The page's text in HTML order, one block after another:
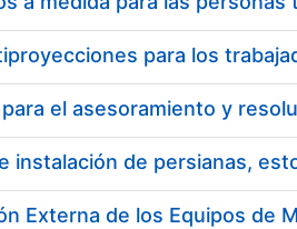
instalación de persianas,